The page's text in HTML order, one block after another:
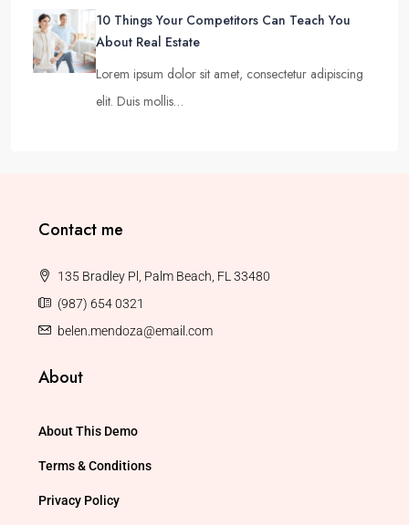
10 Things Your Competitors Can Teach You
About Real Estate
Lorem ipsum dolor sit amet, consectetur adipiscing
elit. Duis mollis…
Contact me
135 Bradley Pl, Palm Beach, FL 33480
(987) 654 0321
belen.mendoza@email.com
About
About This Demo
Terms & Conditions
Privacy Policy